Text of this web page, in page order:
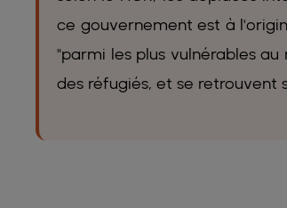
ce gouvernement est à
"parmi les plus vulnérables
des réfugiés, et se retrouvent